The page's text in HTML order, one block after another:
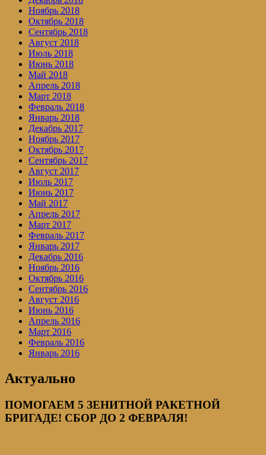
Ноябрь 2018
Октябрь 2018
Сентябрь 2018
Август 2018
Июль 2018
Июнь 2018
Май 2018
Апрель 2018
Март 2018
Февраль 2018
Январь 2018
Декабрь 2017
Ноябрь 2017
Октябрь 2017
Сентябрь 2017
Август 2017
Июль 2017
Июнь 2017
Май 2017
Апрель 2017
Март 2017
Февраль 2017
Январь 2017
Декабрь 2016
Ноябрь 2016
Октябрь 2016
Сентябрь 2016
Август 2016
Июнь 2016
Апрель 2016
Март 2016
Февраль 2016
Январь 2016
Актуально
ПОМОГАЕМ 5 ЗЕНИТНОЙ РАКЕТНОЙ
БРИГАДЕ! СБОР ДО 2 ФЕВРАЛЯ!